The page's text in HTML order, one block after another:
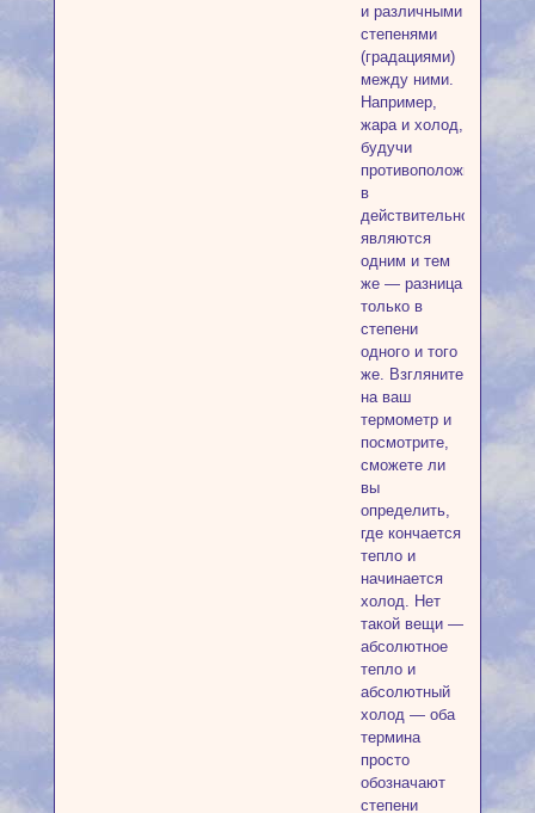
и различными
степенями
(градациями)
между ними.
Например,
жара и холод,
будучи
противоположны,
в
действительности
являются
одним и тем
же — разница
только в
степени
одного и того
же. Взгляните
на ваш
термометр и
посмотрите,
сможете ли
вы
определить,
где кончается
тепло и
начинается
холод. Нет
такой вещи —
абсолютное
тепло и
абсолютный
холод — оба
термина
просто
обозначают
степени